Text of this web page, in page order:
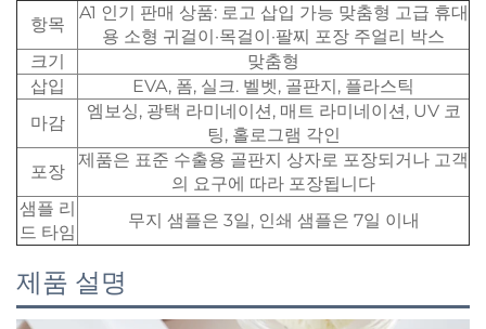
항목
A1 인기 판매 상품: 로고 삽입 가능 맞춤형 고급 휴대
용 소형 귀걸이·목걸이·팔찌 포장 주얼리 박스
크기
맞춤형
삽입
EVA, 폼, 실크. 벨벳, 골판지, 플라스틱
마감
엠보싱, 광택 라미네이션, 매트 라미네이션, UV 코
팅, 홀로그램 각인
포장
제품은 표준 수출용 골판지 상자로 포장되거나 고객
의 요구에 따라 포장됩니다
샘플 리
드 타임
무지 샘플은 3일, 인쇄 샘플은 7일 이내
제품 설명